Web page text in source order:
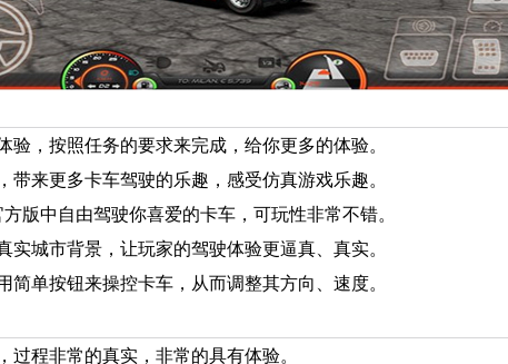
验，按照任务的要求来完成，给你更多的体验。
带来更多卡车驾驶的乐趣，感受仿真游戏乐趣。
版中自由驾驶你喜爱的卡车，可玩性非常不错。
实城市背景，让玩家的驾驶体验更逼真、真实。
简单按钮来操控卡车，从而调整其方向、速度。
过程非常的真实，非常的具有体验。